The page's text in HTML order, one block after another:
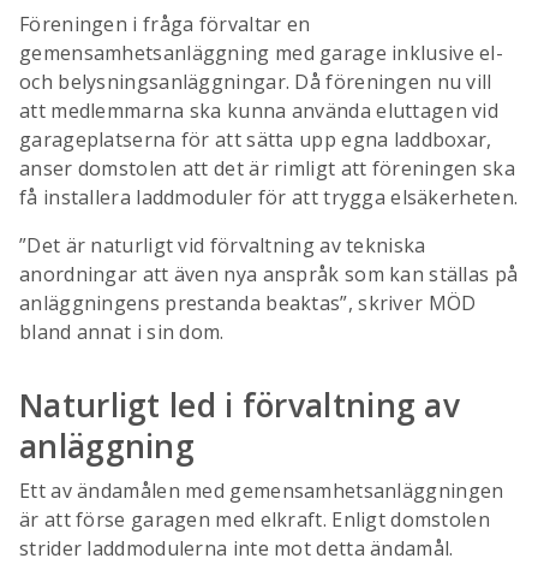
Föreningen i fråga förvaltar en
gemensamhetsanläggning med garage inklusive el-
och belysningsanläggningar. Då föreningen nu vill
att medlemmarna ska kunna använda eluttagen vid
garageplatserna för att sätta upp egna laddboxar,
anser domstolen att det är rimligt att föreningen ska
få installera laddmoduler för att trygga elsäkerheten.
”Det är naturligt vid förvaltning av tekniska
anordningar att även nya anspråk som kan ställas på
anläggningens prestanda beaktas”, skriver MÖD
bland annat i sin dom.
Naturligt led i förvaltning av
anläggning
Ett av ändamålen med gemensamhetsanläggningen
är att förse garagen med elkraft. Enligt domstolen
strider laddmodulerna inte mot detta ändamål.